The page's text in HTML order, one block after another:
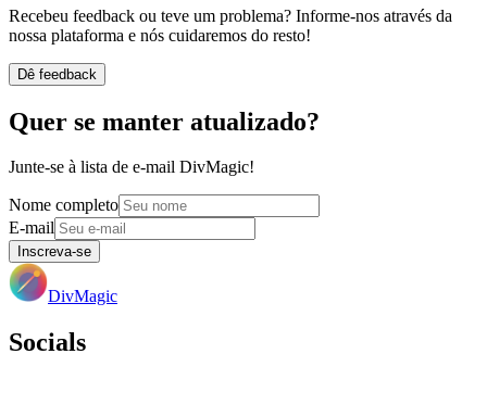
Recebeu feedback ou teve um problema? Informe-nos através da
nossa plataforma e nós cuidaremos do resto!
Dê feedback
Quer se manter atualizado?
Junte-se à lista de e-mail DivMagic!
Nome completo
E-mail
Inscreva-se
DivMagic
Socials